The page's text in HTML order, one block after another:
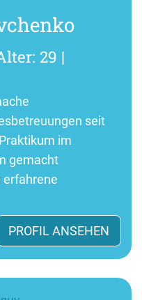
29 |
seit
im
gemacht
erfahrene
PROFIL ANSEHEN